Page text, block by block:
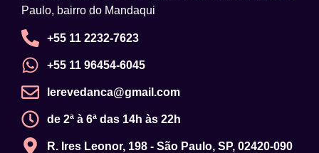
Paulo, bairro do Mandaqui
+55 11 2232-7623
+55 11 96454-6045
lerevedanca@gmail.com
de 2ª à 6ª das 14h às 22h
R. Ires Leonor, 198 - São Paulo, SP, 02420-090